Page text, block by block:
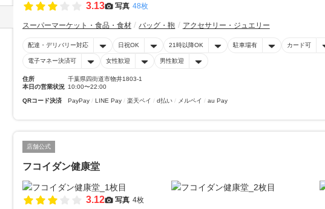
3.13 写真 48枚
スーパーマーケット・食品・食材 バッグ・鞄 アクセサリー・ジュエリー
配達・デリバリー対応 日祝OK 21時以降OK 駐車場有 カード可
電子マネー決済可 女性歓迎 男性歓迎
住所
千葉県四街道市物井1803-1
本日の営業状況 10:00〜22:00
QRコード決済 PayPay LINE Pay 楽天ペイ d払い メルペイ au Pay
店舗公式
フコイダン健康堂
3.12 写真 4枚